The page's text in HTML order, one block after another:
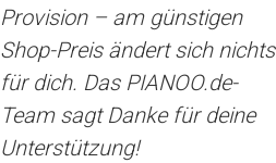
Provision – am günstigen
Shop-Preis ändert sich nichts
für dich. Das PIANOO.de-
Team sagt Danke für deine
Unterstützung!